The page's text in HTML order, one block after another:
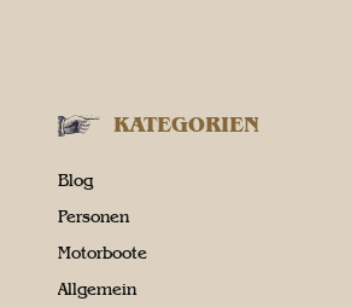
KATEGORIEN
Blog
Personen
Motorboote
Allgemein